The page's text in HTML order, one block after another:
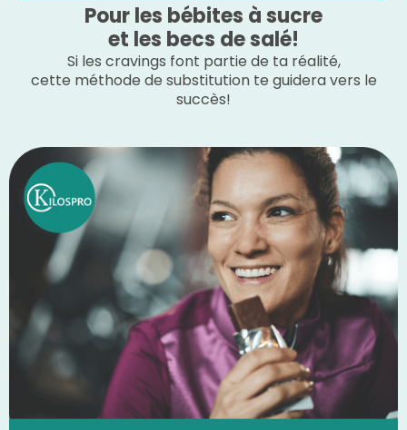
Pour les bébites à sucre
et les becs de salé!
Si les cravings font partie de ta réalité,
cette méthode de substitution te guidera vers le
succès!